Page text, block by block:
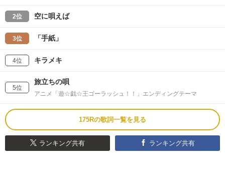
2位 空に唄えば
3位 「手紙」
4位 キラメキ
5位
旅立ちの唄
アニメ「遊☆戯☆王ゴーラッシュ！！」エンディングテーマ
175Rの歌詞一覧を見る
ランキング共有 ランキング共有